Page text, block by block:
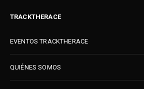
TRACKTHERACE
EVENTOS TRACKTHERACE
QUIÉNES SOMOS